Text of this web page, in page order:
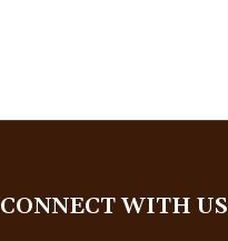
CONNECT WITH US